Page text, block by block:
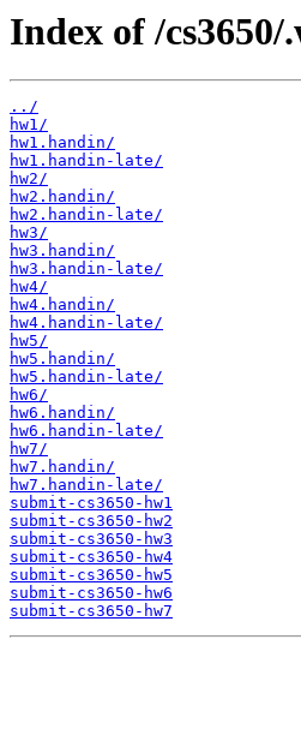
Index of /
../
hw1/
hw1.handin/
hw1.handin-late/
hw2/
hw2.handin/
hw2.handin-late/
hw3/
hw3.handin/
hw3.handin-late/
hw4/
hw4.handin/
hw4.handin-late/
hw5/
hw5.handin/
hw5.handin-late/
hw6/
hw6.handin/
hw6.handin-late/
hw7/
hw7.handin/
hw7.handin-late/
submit-cs3650-hw1
submit-cs3650-hw2
submit-cs3650-hw3
submit-cs3650-hw4
submit-cs3650-hw5
submit-cs3650-hw6
submit-cs3650-hw7